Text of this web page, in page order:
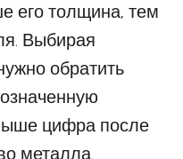
его толщина, тем
Выбирая
обратить
цифра после
металла.